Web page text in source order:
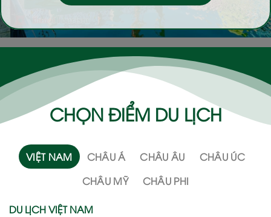
CHỌN ĐIỂM DU LỊCH
VIỆT NAM CHÂU Á CHÂU ÂU
CHÂU ÚC
CHÂU MỸ
CHÂU PHI
DU LỊCH VIỆT NAM